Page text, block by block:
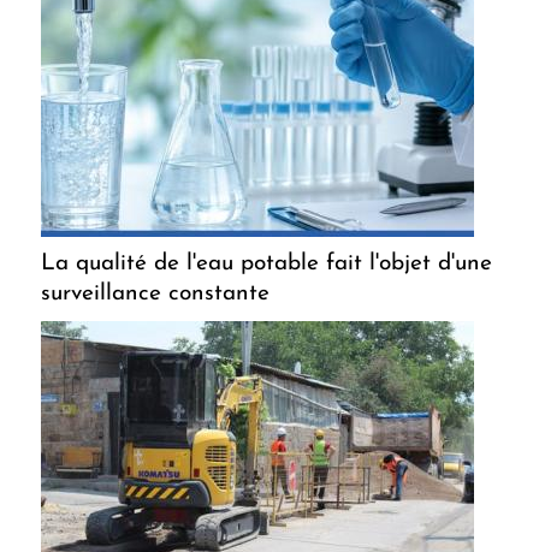
La qualité de l'eau potable fait l'objet d'une
surveillance constante